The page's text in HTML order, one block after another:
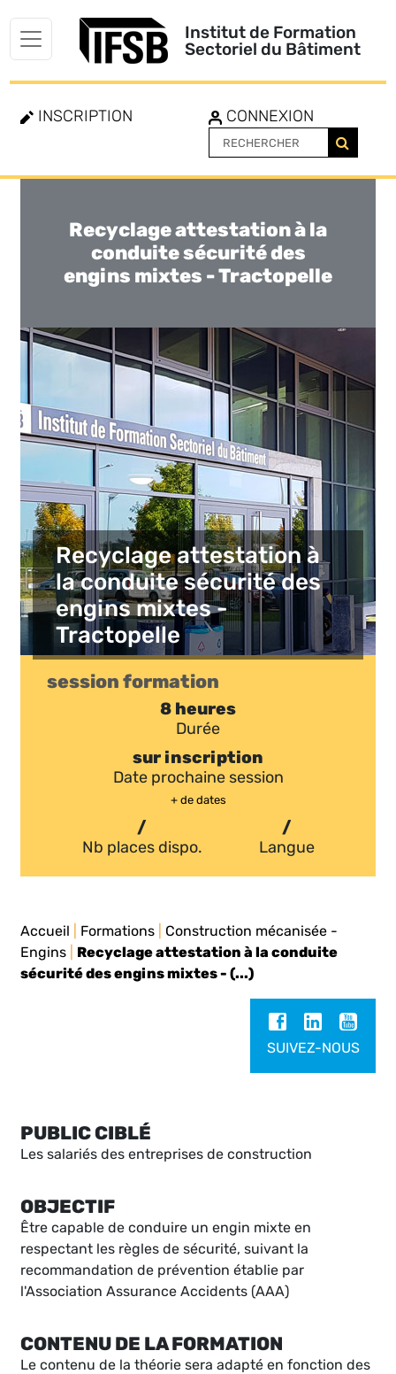
Institut de Formation
Sectoriel du Bâtiment
INSCRIPTION CONNEXION
Toggle
navigation
Recyclage attestation à la
conduite sécurité des
engins mixtes - Tractopelle
Recyclage attestation à
la conduite sécurité des
engins mixtes -
Tractopelle
session formation
8 heures
Durée
sur inscription
Date prochaine session
+ de dates
/
Nb places dispo.
/
Langue
Accueil Formations
Construction mécanisée -
Engins
Recyclage attestation à la conduite
sécurité des engins mixtes - (...)
SUIVEZ-NOUS
PUBLIC CIBLÉ
Les salariés des entreprises de construction
OBJECTIF
Être capable de conduire un engin mixte en
respectant les règles de sécurité, suivant la
recommandation de prévention établie par
l'Association Assurance Accidents (AAA)
CONTENU DE LA FORMATION
Le contenu de la théorie sera adapté en fonction des